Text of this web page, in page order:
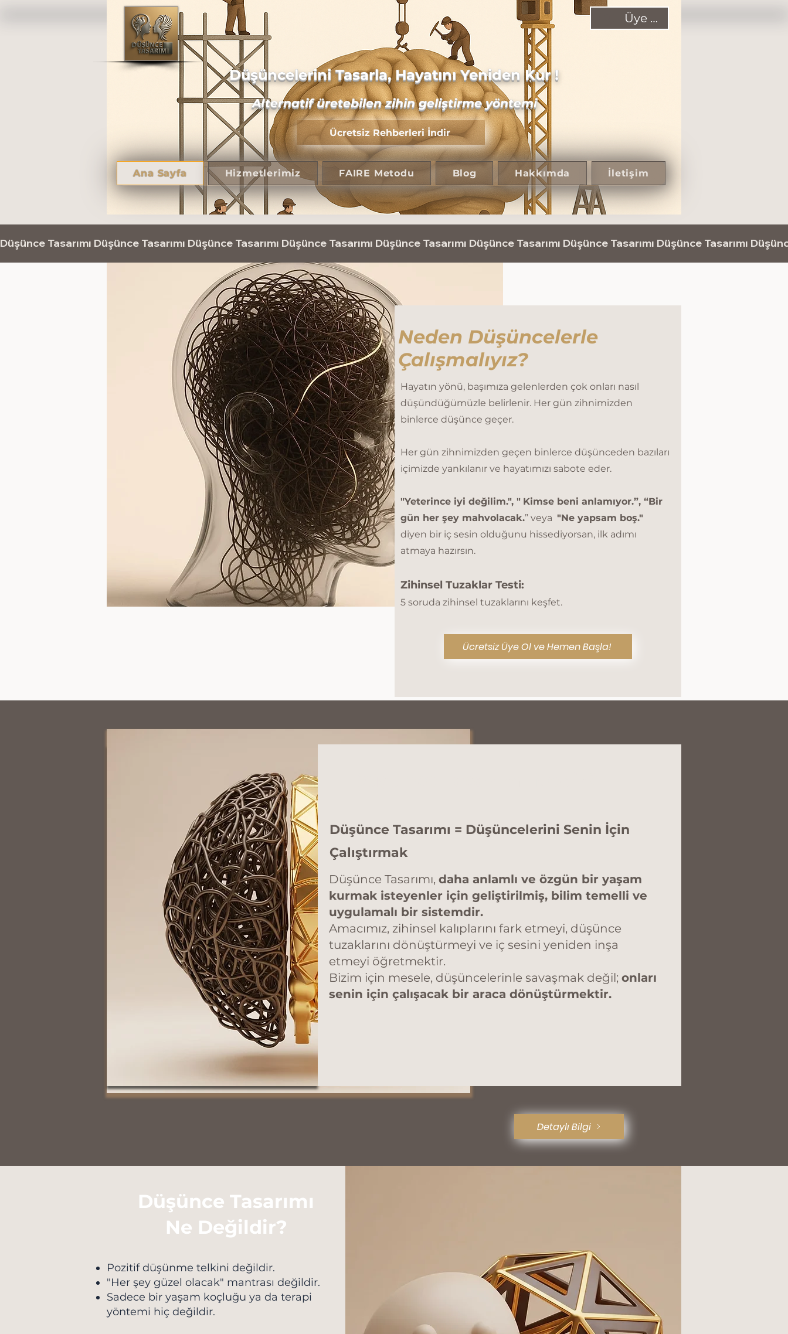
Üye Ol!
Düşüncelerini Tasarla, Hayatını Yeniden Kur !
Alternatif üretebilen zihin geliştirme yöntemi
Ücretsiz Rehberleri İndir
Ana Sayfa Hizmetlerimiz FAIRE Metodu Blog Hakkımda İletişim
Düşünce Tasarımı
Neden Düşüncelerle
Çalışmalıyız?
Hayatın yönü, başımıza gelenlerden çok onları nasıl
düşündüğümüzle belirlenir. Her gün zihnimizden
binlerce düşünce geçer.
Her gün zihnimizden geçen binlerce düşünceden bazıları
içimizde yankılanır ve hayatımızı sabote eder.
"Yeterince iyi değilim.", " Kimse beni anlamıyor.”, “Bir
gün her şey mahvolacak.” veya "Ne yapsam boş."
diyen bir iç sesin olduğunu hissediyorsan, ilk adımı
atmaya hazırsın.
Zihinsel Tuzaklar Testi:
5 soruda zihinsel tuzaklarını keşfet.
Ücretsiz Üye Ol ve Hemen Başla!
​​Düşünce Tasarımı = Düşüncelerini Senin İçin
Çalıştırmak
Düşünce Tasarımı, daha anlamlı ve özgün bir yaşam
kurmak isteyenler için geliştirilmiş, bilim temelli ve
uygulamalı bir sistemdir.
Amacımız, zihinsel kalıplarını fark etmeyi, düşünce
tuzaklarını dönüştürmeyi ve iç sesini yeniden inşa
etmeyi öğretmektir.
Bizim için mesele, düşüncelerinle savaşmak değil; onları
senin için çalışacak bir araca dönüştürmektir.
Detaylı Bilgi
Düşünce Tasarımı
Ne Değildir?
Pozitif düşünme telkini değildir.
"Her şey güzel olacak" mantrası değildir.
Sadece bir yaşam koçluğu ya da terapi
yöntemi hiç değildir.